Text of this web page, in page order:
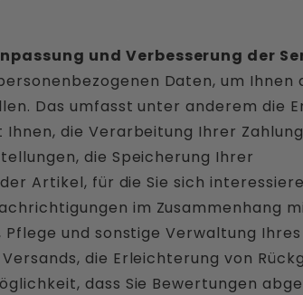
und Verbesserung der
Daten, um Ihnen
Das umfasst unter anderem die
die Verarbeitung Ihrer
die Speicherung Ihrer
Artikel, für die Sie sich
im Zusammenhang
Pflege und sonstige Verwaltung
die Erleichterung von
dass Sie Bewertungen